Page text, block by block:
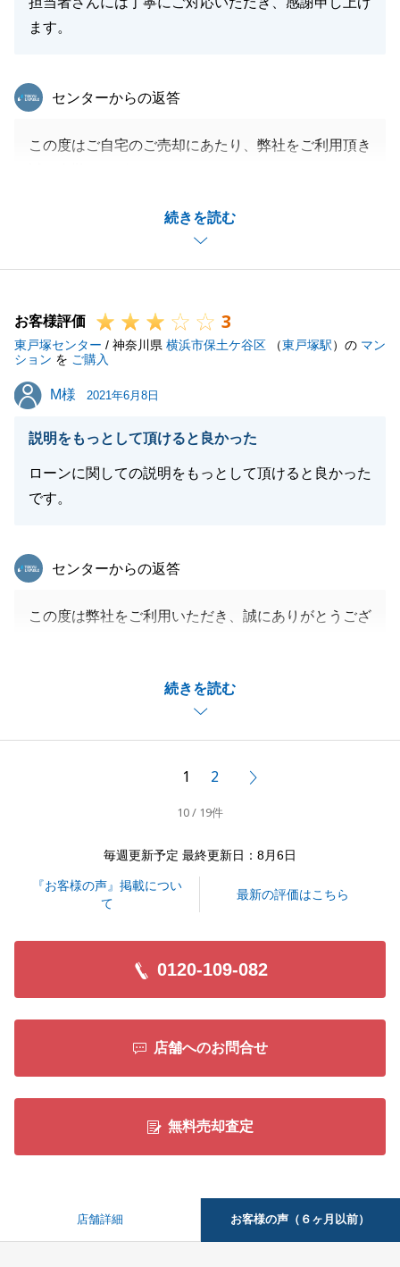
ます。
続きを読む
東急リバブル
センターからの返答
この度はご自宅のご売却にあたり、弊社をご利用頂き
際に、ご見学のお客様に大変丁寧にご対応頂けた事が
また、不動産でお困りの事がございましたら、お気軽
この度は誠に有難うございました。
お客様評価 3
東戸塚センター / 神奈川県 横浜市保土ケ谷区 （東戸塚駅）の マン
ション を ご購入
M様
M様 2021年6月8日
説明をもっとして頂けると良かった
ローンに関しての説明をもっとして頂けると良かった
です。
続きを読む
東急リバブル
センターからの返答
この度は弊社をご利用いただき、誠にありがとうござ
またお手伝いできることがありましたら、ぜひご連絡
今後ともよろしくお願いいたします。
閉じる
1 2
10 / 19件
毎週更新予定 最終更新日：8月6日
『お客様の声』掲載につい
て
最新の評価はこちら
0120-109-082
店舗へのお問合せ
無料売却査定
店舗詳細 お客様の声（６ヶ月以前）